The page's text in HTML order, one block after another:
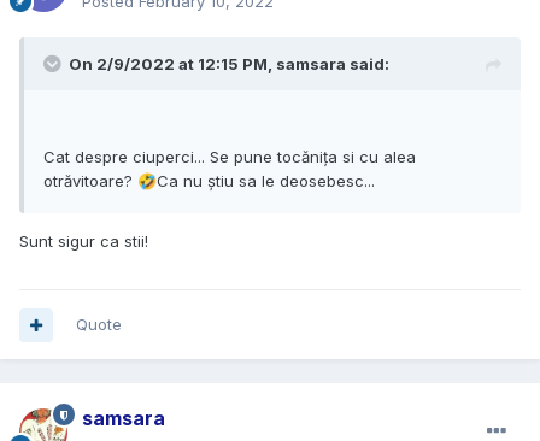
On 2/9/2022 at 12:15 PM, samsara said:
Cat despre ciuperci... Se pune tocănița si cu alea
otrăvitoare? 🤣Ca nu știu sa le deosebesc...
Sunt sigur ca stii!
Quote
samsara